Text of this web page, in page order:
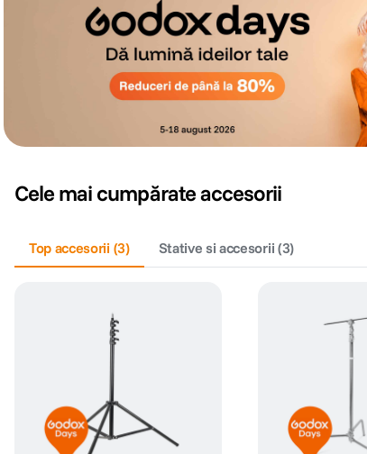
Cele mai cumpărate accesorii
Top accesorii (3) Stative si accesorii (3)